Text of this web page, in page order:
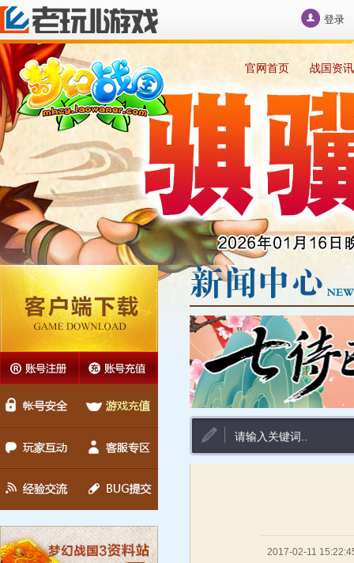
登录
官网首页 战国资讯
2017-02-11